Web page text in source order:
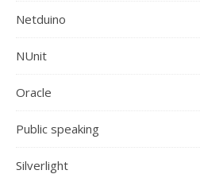
Netduino
NUnit
Oracle
Public speaking
Silverlight